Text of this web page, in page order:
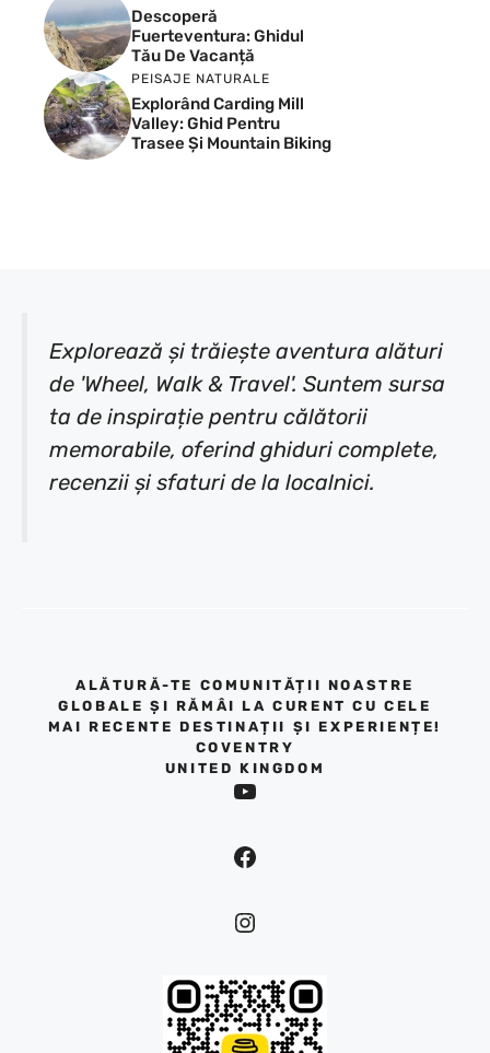
Descoperă
Fuerteventura: Ghidul
Tău De Vacanță
PEISAJE NATURALE
Explorând Carding Mill
Valley: Ghid Pentru
Trasee Și Mountain Biking
Explorează și trăiește aventura alături
de 'Wheel, Walk & Travel'. Suntem sursa
ta de inspirație pentru călătorii
memorabile, oferind ghiduri complete,
recenzii și sfaturi de la localnici.
ALĂTURĂ-TE COMUNITĂȚII NOASTRE
GLOBALE ȘI RĂMÂI LA CURENT CU CELE
MAI RECENTE DESTINAȚII ȘI EXPERIENȚE!
COVENTRY
UNITED KINGDOM
YouTube
Facebook
Instagram